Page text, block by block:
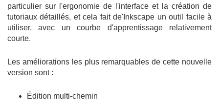
particulier sur l'ergonomie de l'interface et la création de
tutoriaux détaillés, et cela fait de'Inkscape un outil facile à
utiliser, avec un courbe d'apprentissage relativement
courte.
Les améliorations les plus remarquables de cette nouvelle
version sont :
Édition multi-chemin